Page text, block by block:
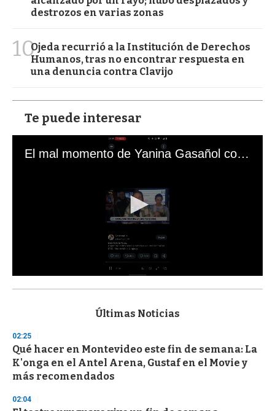
destrozos en varias zonas
10Ojeda recurrió a la Institución de Derechos
Humanos, tras no encontrar respuesta en
una denuncia contra Clavijo
Te puede interesar
El mal momento de Yanina Gasañol con un hincha argentino en "Subrayado"
s
d
s
o
f
3
s
e
Últimas Noticias
02:25
Qué hacer en Montevideo este fin de semana: La
K'onga en el Antel Arena, Gustaf en el Movie y
más recomendados
02:04